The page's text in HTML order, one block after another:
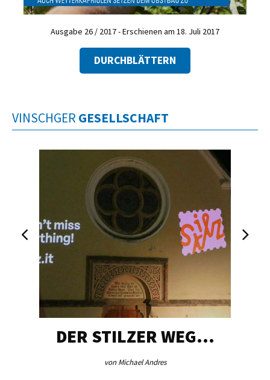
Ausgabe 26 / 2017 - Erschienen am 18. Juli 2017
DURCHBLÄTTERN
VINSCHGER GESELLSCHAFT
DER STILZER WEG…
von Michael Andres